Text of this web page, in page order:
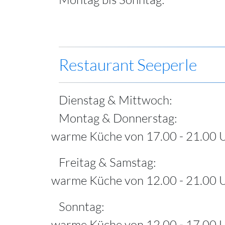
Restaurant Seeperle
Dienstag & Mittwoch:
Montag & Donnerstag:
warme Küche von 17.00 - 21.00
Freitag & Samstag:
warme Küche von 12.00 - 21.00
Sonntag: